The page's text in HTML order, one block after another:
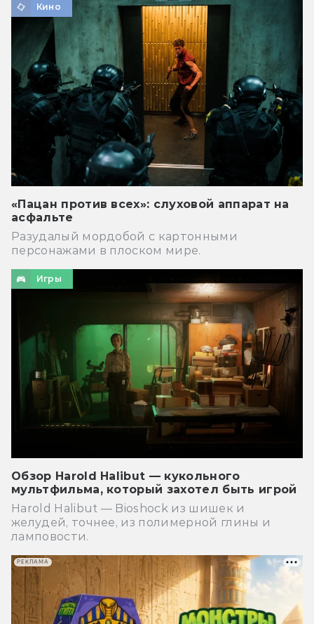
Кино
«Пацан против всех»: слуховой аппарат на
асфальте
Разудалый мордобой с картонными
персонажами в плоском мире.
Игры
Обзор Harold Halibut — кукольного
мультфильма, который захотел быть игрой
Harold Halibut — Bioshock из шишек и
желудей, точнее, из полимерной глины и
ламповости.
РЕКЛАМА